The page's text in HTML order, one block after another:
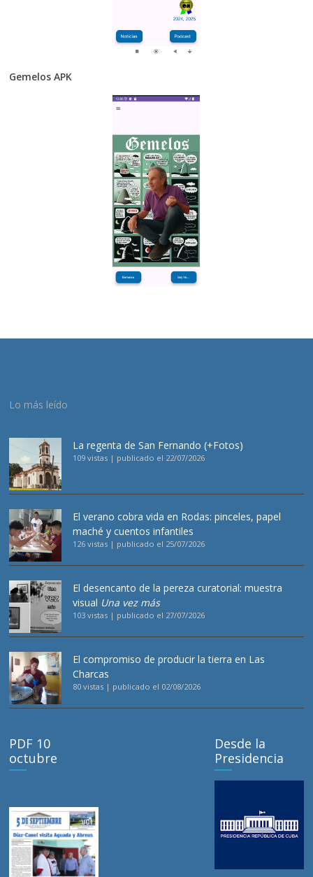
Gemelos APK
Lo más leído
La regenta de San Fernando (+Fotos)
109 vistas | publicado el 22/07/2026
El verano cobra vida en Rodas: pinceles, papel
maché y cuentos infantiles
126 vistas | publicado el 25/07/2026
El desencanto de la pereza curatorial: muestra
visual Una vez más
103 vistas | publicado el 27/07/2026
El compromiso de producir la tierra en Las
Charcas
80 vistas | publicado el 02/08/2026
PDF 10
octubre
Desde la
Presidencia